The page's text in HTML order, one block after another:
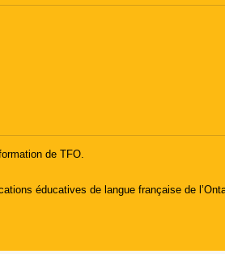
de TFO.
éducatives de langue française de